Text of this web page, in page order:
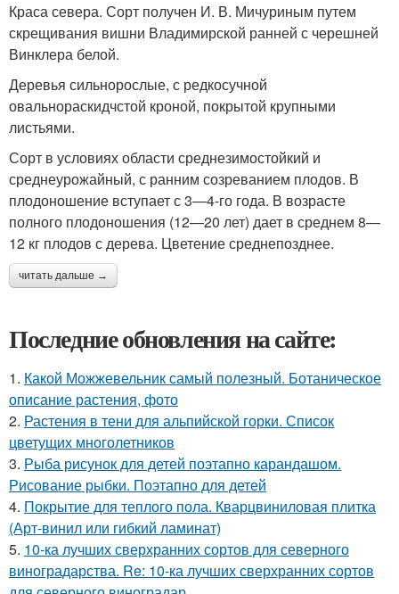
Краса севера. Сорт получен И. В. Мичуриным путем
скрещивания вишни Владимирской ранней с черешней
Винклера белой.
Деревья сильнорослые, с редкосучной
овальнораскидчстой кроной, покрытой крупными
листьями.
Сорт в условиях области среднезимостойкий и
среднеурожайный, с ранним созреванием плодов. В
плодоношение вступает с 3—4-го года. В возрасте
полного плодоношения (12—20 лет) дает в среднем 8—
12 кг плодов с дерева. Цветение среднепозднее.
читать дальше →
Последние обновления на сайте:
1. Какой Можжевельник самый полезный. Ботаническое
описание растения, фото
2. Растения в тени для альпийской горки. Список
цветущих многолетников
3. Рыба рисунок для детей поэтапно карандашом.
Рисование рыбки. Поэтапно для детей
4. Покрытие для теплого пола. Кварцвиниловая плитка
(Арт-винил или гибкий ламинат)
5. 10-ка лучших сверхранних сортов для северного
виноградарства. Re: 10-ка лучших сверхранних сортов